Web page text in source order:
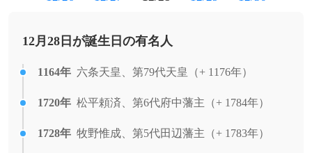
12月28日が誕生日の有名人
1164年 六条天皇、第79代天皇（+ 1176年）
1720年 松平頼済、第6代府中藩主（+ 1784年）
1728年 牧野惟成、第5代田辺藩主（+ 1783年）